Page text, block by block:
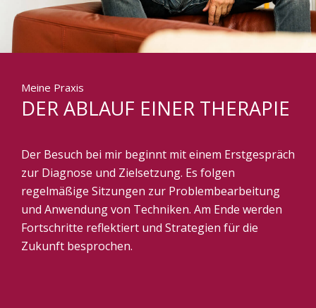
Meine Praxis
DER ABLAUF EINER THERAPIE
Der Besuch bei mir beginnt mit einem Erstgespräch
zur Diagnose und Zielsetzung. Es folgen
regelmäßige Sitzungen zur Problembearbeitung
und Anwendung von Techniken. Am Ende werden
Fortschritte reflektiert und Strategien für die
Zukunft besprochen.